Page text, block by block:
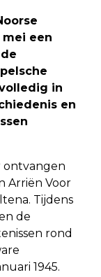
een
in
en
ontvangen
Arriën Voor
Tijdens
de
rond
1945.